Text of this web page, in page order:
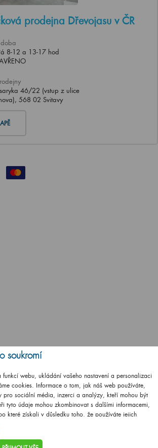
prodejna Dřevojasu v ČR
8-12 a 13-17 hod
46/22 (vstup z ulice
568 02 Svitavy
nábytek Dřevojas v. d.,
soukromí
funkcí webu, ukládání vašeho nastavení a personalizaci
cookies. Informace o tom, jak náš web používáte,
pro sociální média, inzerci a analýzy, kteří mohou být
tyto údaje mohou zkombinovat s dalšími informacemi,
které získali v důsledku toho, že používáte jejich